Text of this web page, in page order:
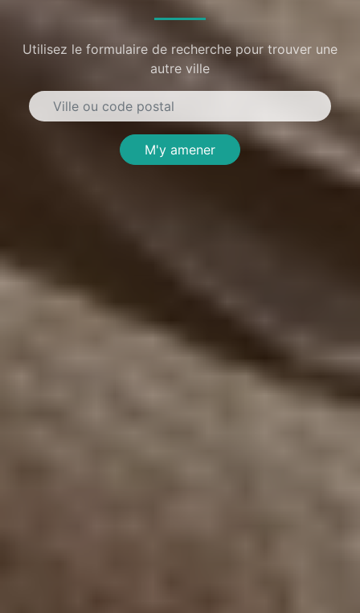
Utilisez le formulaire de recherche pour trouver une
autre ville
M'y amener